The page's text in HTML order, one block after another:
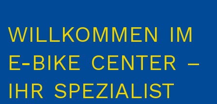
WILLKOMMEN IM
E-BIKE CENTER –
IHR SPEZIALIST